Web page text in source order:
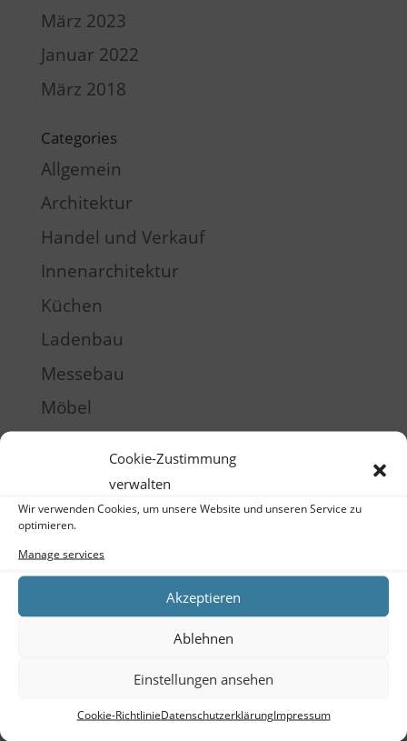
Cookie-Zustimmung
verwalten
Wir verwenden Cookies, um unsere Website und unseren Service zu
optimieren.
Manage services
Akzeptieren
Ablehnen
Einstellungen ansehen
Cookie-RichtlinieDatenschutzerklärungImpressum
März 2023
Januar 2022
März 2018
Categories
Allgemein
Architektur
Handel und Verkauf
Innenarchitektur
Küchen
Ladenbau
Messebau
Möbel
Raumgestaltung
Schulung
Training
Log in
Comments feed
WordPress.org